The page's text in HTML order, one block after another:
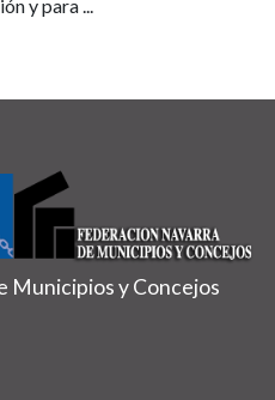
y para ...
Municipios y Concejos